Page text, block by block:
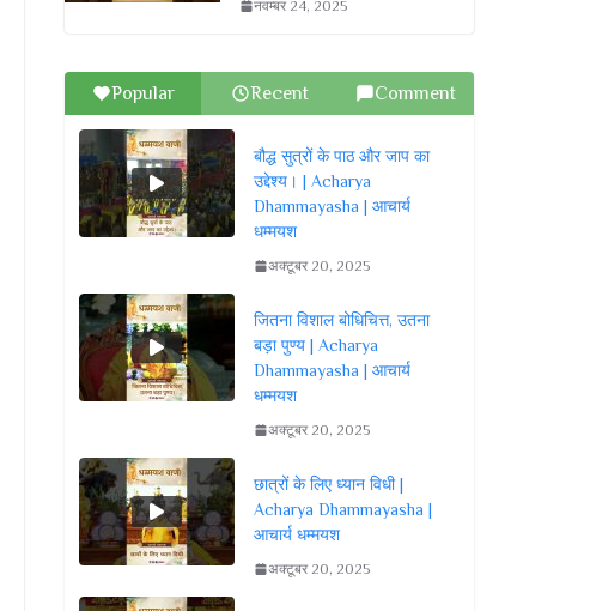
नवम्बर 24, 2025
Popular Recent Comment
बौद्ध सुत्रों के पाठ और जाप का
उद्देश्य। | Acharya
Dhammayasha | आचार्य
धम्मयश
अक्टूबर 20, 2025
जितना विशाल बोधिचित्त, उतना
बड़ा पुण्य | Acharya
Dhammayasha | आचार्य
धम्मयश
अक्टूबर 20, 2025
छात्रों के लिए ध्यान विधी |
Acharya Dhammayasha |
आचार्य धम्मयश
अक्टूबर 20, 2025